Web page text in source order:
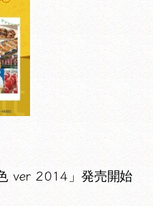
ver 2014」発売開始